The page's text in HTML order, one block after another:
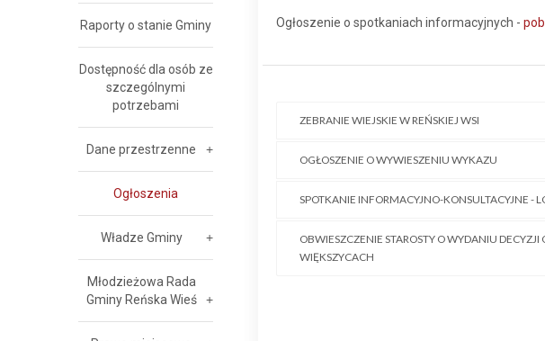
Ogłoszenie o spotkaniach informacyjnych -
ZEBRANIE WIEJSKIE W REŃSKIEJ WSI
OGŁOSZENIE O WYWIESZENIU WYKAZU
SPOTKANIE INFORMACYJNO-KONSULTACYJNE -
OBWIESZCZENIE STAROSTY O WYDANIU
WIĘKSZYCACH
Raporty o stanie Gminy
Dostępność dla osób ze
szczególnymi
potrzebami
Dane przestrzenne
Ogłoszenia
Władze Gminy
Młodzieżowa Rada
Gminy Reńska Wieś